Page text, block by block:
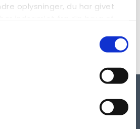
oplysninger, du har givet
indsamlet fra din brug af